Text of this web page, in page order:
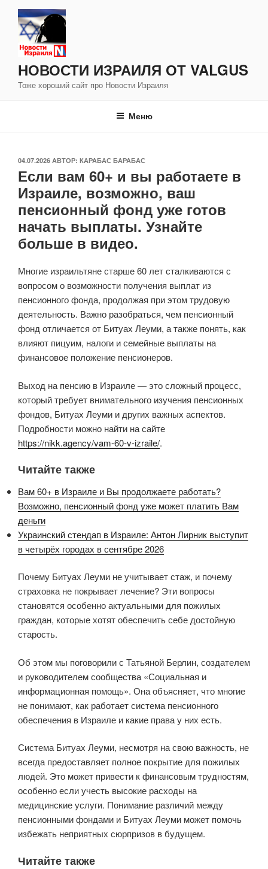
Перейти
содержимому
НОВОСТИ ИЗРАИЛЯ ОТ VALGUS
Тоже хороший сайт про Новости Израиля
Меню
ОПУБЛИКОВАНО
04.07.2026 АВТОР: КАРАБАС БАРАБАС
Если вам 60+ и вы работаете в
Израиле, возможно, ваш
пенсионный фонд уже готов
начать выплаты. Узнайте
больше в видео.
Многие израильтяне старше 60 лет сталкиваются с
вопросом о возможности получения выплат из
пенсионного фонда, продолжая при этом трудовую
деятельность. Важно разобраться, чем пенсионный
фонд отличается от Битуах Леуми, а также понять, как
влияют пицуим, налоги и семейные выплаты на
финансовое положение пенсионеров.
Выход на пенсию в Израиле — это сложный процесс,
который требует внимательного изучения пенсионных
фондов, Битуах Леуми и других важных аспектов.
Подробности можно найти на сайте
https://nikk.agency/vam-60-v-izraile/.
Читайте также
Вам 60+ в Израиле и Вы продолжаете работать?
Возможно, пенсионный фонд уже может платить Вам
деньги
Украинский стендап в Израиле: Антон Лирник выступит
в четырёх городах в сентябре 2026
Почему Битуах Леуми не учитывает стаж, и почему
страховка не покрывает лечение? Эти вопросы
становятся особенно актуальными для пожилых
граждан, которые хотят обеспечить себе достойную
старость.
Об этом мы поговорили с Татьяной Берлин, создателем
и руководителем сообщества «Социальная и
информационная помощь». Она объясняет, что многие
не понимают, как работает система пенсионного
обеспечения в Израиле и какие права у них есть.
Система Битуах Леуми, несмотря на свою важность, не
всегда предоставляет полное покрытие для пожилых
людей. Это может привести к финансовым трудностям,
особенно если учесть высокие расходы на
медицинские услуги. Понимание различий между
пенсионными фондами и Битуах Леуми может помочь
избежать неприятных сюрпризов в будущем.
Читайте также